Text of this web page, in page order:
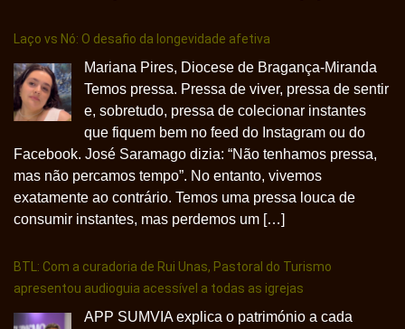
Laço vs Nó: O desafio da longevidade afetiva
Mariana Pires, Diocese de Bragança-Miranda
Temos pressa. Pressa de viver, pressa de sentir
e, sobretudo, pressa de colecionar instantes
que fiquem bem no feed do Instagram ou do
Facebook. José Saramago dizia: “Não tenhamos pressa,
mas não percamos tempo”. No entanto, vivemos
exatamente ao contrário. Temos uma pressa louca de
consumir instantes, mas perdemos um […]
BTL: Com a curadoria de Rui Unas, Pastoral do Turismo
apresentou audioguia acessível a todas as igrejas
APP SUMVIA explica o património a cada